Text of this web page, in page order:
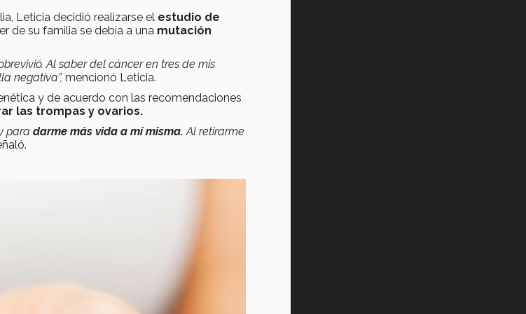
Leticia decidió realizarse el estudio de
de su familia se debía a una mutación
Al saber del cáncer en tres de mis
negativa”, mencionó Leticia.
y de acuerdo con las recomendaciones
las trompas y ovarios.
para darme más vida a mí misma.Al retirarme